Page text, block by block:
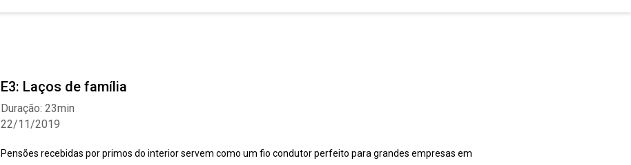
E3: Laços de família
22/11/2019
Duração: 23min
Pensões recebidas por primos do interior servem como um fio condutor perfeito para grandes empresas em